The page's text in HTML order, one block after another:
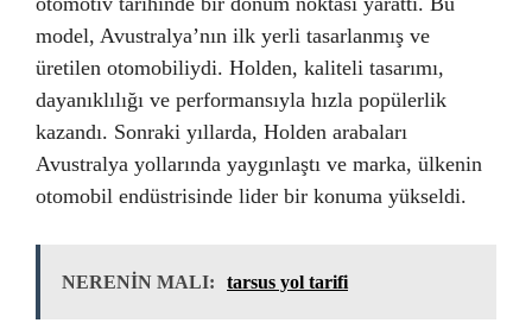
model, Avustralya’nın ilk yerli tasarlanmış ve
üretilen otomobiliydi. Holden, kaliteli tasarımı,
dayanıklılığı ve performansıyla hızla popülerlik
kazandı. Sonraki yıllarda, Holden arabaları
Avustralya yollarında yaygınlaştı ve marka, ülkenin
otomobil endüstrisinde lider bir konuma yükseldi.
NERENİN MALI: tarsus yol tarifi